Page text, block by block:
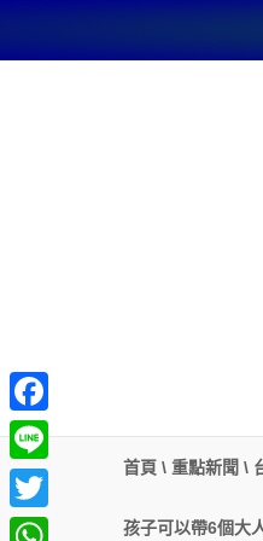
首頁 \ 重點新聞 \
孩子可以帶6個大
Facebook
Line
Twitter